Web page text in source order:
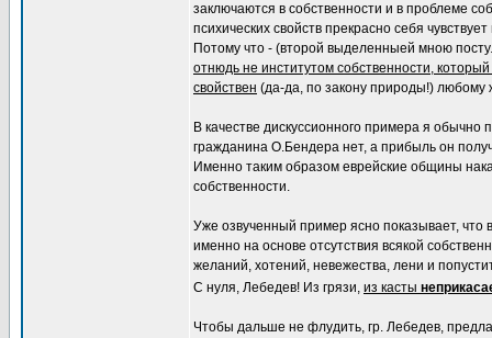
заключаются в собственности и в проблеме
психических свойств прекрасно себя
Потому что - (второй выделенныей мною
отнюдь не институтом собственности,
свойствен (да-да, по закону природы!) любому
В качестве дискуссионного примера я
гражданина О.Бендера нет, а прибыль он
Именно таким образом еврейские общины
собственности.
Уже озвученный пример ясно показывает, что
именно на основе отсутствия всякой
желаний, хотений, невежества, лени и
С нуля, Лебедев! Из грязи, из касты
Чтобы дальше не флудить, гр. Лебедев,